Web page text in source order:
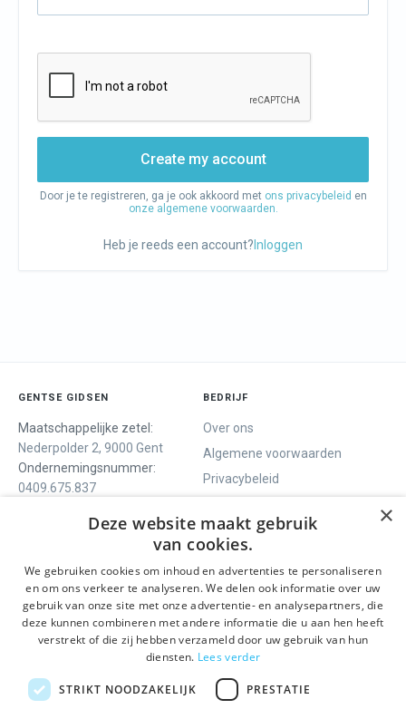
Create my account
Door je te registreren, ga je ook akkoord met ons privacybeleid en
onze algemene voorwaarden.
Heb je reeds een account? Inloggen
GENTSE GIDSEN
Maatschappelijke zetel:
Nederpolder 2, 9000 Gent
Ondernemingsnummer:
0409.675.837
BEDRIJF
Over ons
Algemene voorwaarden
Privacybeleid
ONS AANBOD
Rondleidingen
Dagprogramma
Activiteiten
SOCIALS
Facebook
Instagram
LinkedIn
×
Deze website maakt gebruik
van cookies.
We gebruiken cookies om inhoud en advertenties te personaliseren
en om ons verkeer te analyseren. We delen ook informatie over uw
gebruik van onze site met onze advertentie- en analysepartners, die
deze kunnen combineren met andere informatie die u aan hen heeft
verstrekt of die zij hebben verzameld door uw gebruik van hun
diensten. Lees verder
STRIKT NOODZAKELIJK PRESTATIE